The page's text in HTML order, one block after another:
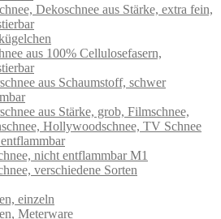
Dekoschnee aus Stärke, extra fein,
aus 100% Cellulosefasern,
aus Schaumstoff, schwer
aus Stärke, grob, Filmschnee,
Hollywoodschnee, TV Schnee
nicht entflammbar M1
verschiedene Sorten
einzeln
Meterware